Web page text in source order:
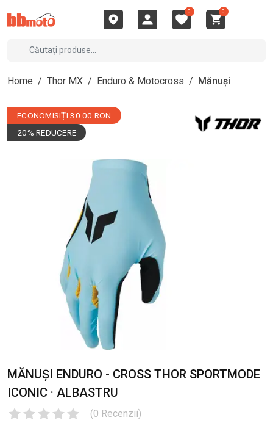
0 0
Home / Thor MX / Enduro & Motocross / Mănuși
ECONOMISIȚI 30.00 RON
20% REDUCERE
MĂNUȘI ENDURO - CROSS THOR SPORTMODE
ICONIC · ALBASTRU
(0 Recenzii)